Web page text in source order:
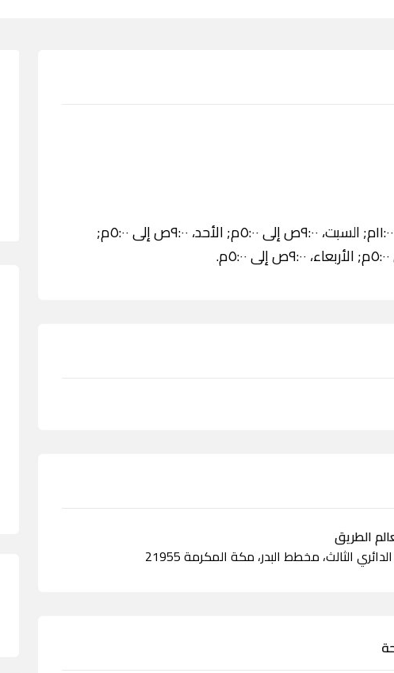
الخميس، ٩:٠٠ص إلى ٥:٠٠م; الجمعة، ٤:٠٠ إلى ١١:٠٠م; السبت، ٩:٠٠ص إلى ٥:٠٠م; الأحد، ٩:٠٠ص إلى ٥:٠٠م;
الثالث، مخطط البدر، مكة المكرمة 21955